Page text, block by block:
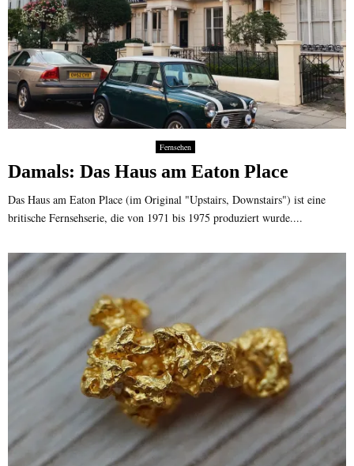
Fernsehen
Damals: Das Haus am Eaton Place
Das Haus am Eaton Place (im Original "Upstairs, Downstairs") ist eine
britische Fernsehserie, die von 1971 bis 1975 produziert wurde....